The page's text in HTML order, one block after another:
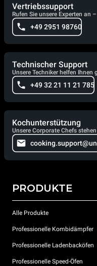
Vertriebssupport
Rufen Sie unsere Experten an
+49 2951 98760
Technischer Support
Unsere Techniker helfen Ihnen
+49 32 21 11 21 785
Kochunterstützung
Unsere Corporate Chefs
PRODUKTE
Alle Produkte
Professionelle Kombidämpfer
Professionelle Ladenbacköfen
Professionelle Speed-Öfen